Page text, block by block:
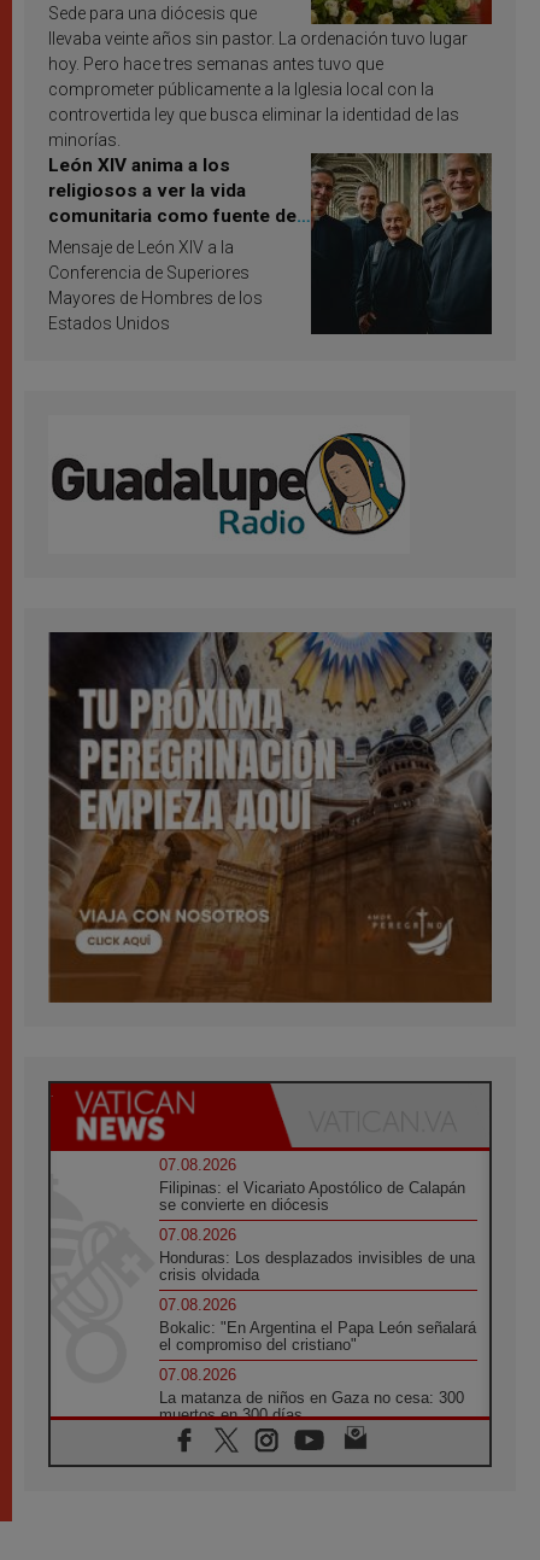
Sede para una diócesis que
llevaba veinte años sin pastor. La ordenación tuvo lugar
hoy. Pero hace tres semanas antes tuvo que
comprometer públicamente a la Iglesia local con la
controvertida ley que busca eliminar la identidad de las
minorías.
León XIV anima a los
religiosos a ver la vida
comunitaria como fuente de
inspiración y santificación
Mensaje de León XIV a la
Conferencia de Superiores
Mayores de Hombres de los
Estados Unidos
07.08.2026
Filipinas: el Vicariato Apostólico de Calapán
se convierte en diócesis
07.08.2026
Honduras: Los desplazados invisibles de una
crisis olvidada
07.08.2026
Bokalic: "En Argentina el Papa León señalará
el compromiso del cristiano"
07.08.2026
La matanza de niños en Gaza no cesa: 300
muertos en 300 días
07.08.2026
Tagle: La guerra desfigura el mundo, solo la